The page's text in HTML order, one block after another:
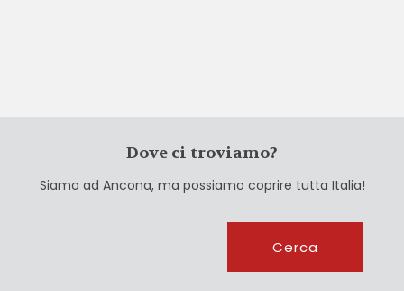
Dove ci troviamo?
Siamo ad Ancona, ma possiamo coprire tutta Italia!
Cerca